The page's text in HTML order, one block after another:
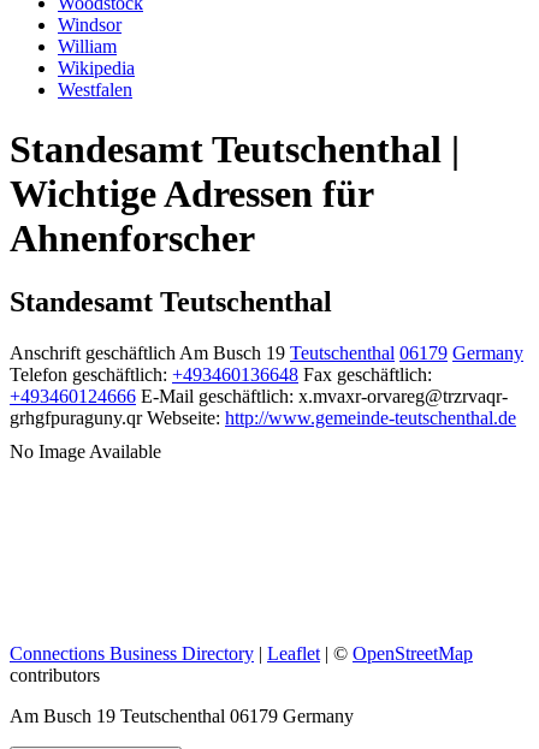
Windsor
William
Wikipedia
Westfalen
Standesamt Teutschenthal |
Wichtige Adressen für
Ahnenforscher
Standesamt Teutschenthal
Anschrift geschäftlich Am Busch 19 Teutschenthal 06179 Germany
Telefon geschäftlich: +493460136648 Fax geschäftlich:
+493460124666 E-Mail geschäftlich: x.mvaxr-orvareg@trzrvaqr-
grhgfpuraguny.qr Webseite: http://www.gemeinde-teutschenthal.de
No Image Available
Connections Business Directory | Leaflet | © OpenStreetMap
contributors
Am Busch 19 Teutschenthal 06179 Germany